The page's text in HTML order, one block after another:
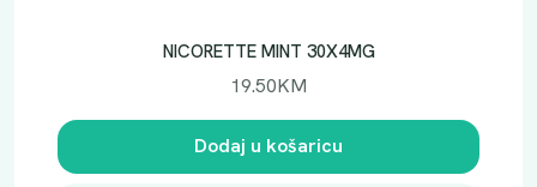
NICORETTE MINT 30X4MG
19.50KM
Dodaj u košaricu